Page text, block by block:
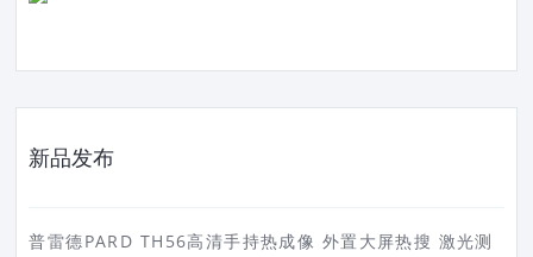
新品发布
普雷德PARD TH56高清手持热成像 外置大屏热搜 激光测